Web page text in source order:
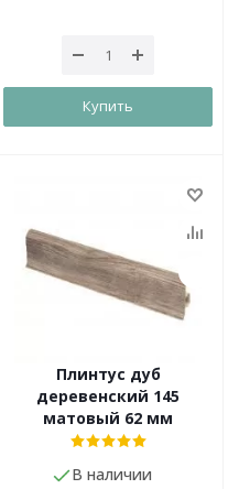
Купить
Плинтус дуб
деревенский 145
матовый 62 мм
В наличии